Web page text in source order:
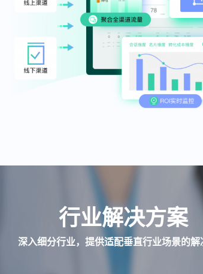
行业解决方案
深入细分行业，提供适配垂直行业场景的解